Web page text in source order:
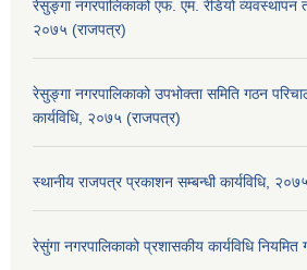
रेसुङ्गा नगरपालिकाको एफ. एम. रेडियो व्यवस्थापन
२०७५ (राजपत्र)
रेसुङ्गा नगरपालिकाको उपभोक्ता समिति गठन
कार्यविधि, २०७५ (राजपत्र)
स्थानीय राजपत्र प्रकाशन सम्बन्धी कार्यविधि,
रेसुंगा नगरपालिकाको प्रशासकीय कार्यविधि